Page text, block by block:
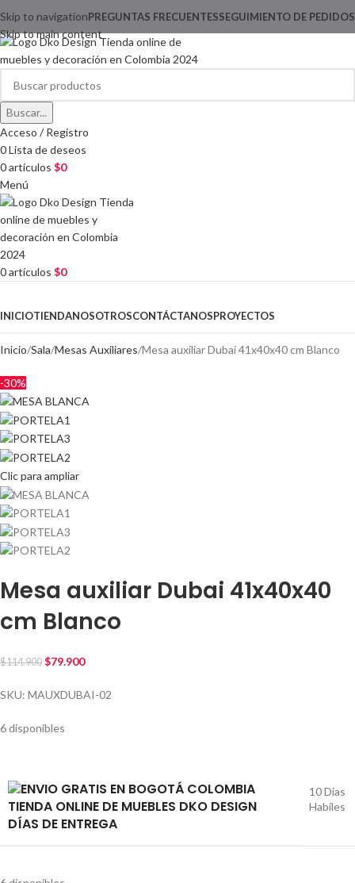
Skip to navigation
Skip to main content
PREGUNTAS FRECUENTESSEGUIMIENTO DE PEDIDOS
Buscar...
Acceso / Registro
0Lista de deseos
0artículos $0
Menú
0artículos $0
INICIOTIENDANOSOTROSCONTÁCTANOSPROYECTOS
Inicio Sala Mesas Auxiliares Mesa auxiliar Dubai 41x40x40 cm Blanco
-30%
Clic para ampliar
Mesa auxiliar Dubai 41x40x40
cm Blanco
$114.900 $79.900
SKU: MAUXDUBAI-02
6 disponibles
DÍAS DE ENTREGA
10 Dias
Habiles